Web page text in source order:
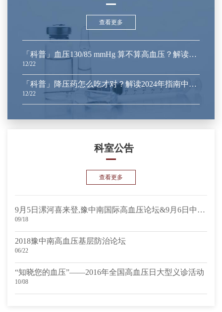
查看更多
「科普」血压130/85 mmHg 算不算高血压？解读2024年指南中的血压分类与干预建议
12/22
「科普」降压药怎么吃才对？解读2024年指南中的五大常见误区
12/22
科室公告
查看更多
9月5日漯河喜来登,豫中南国际高血压论坛&9月6日中华双心医疗联盟中原双心论坛,约起来!
09/18
2018豫中南高血压基层防治论坛
06/22
“知晓您的血压”——2016年全国高血压日大型义诊活动
10/08